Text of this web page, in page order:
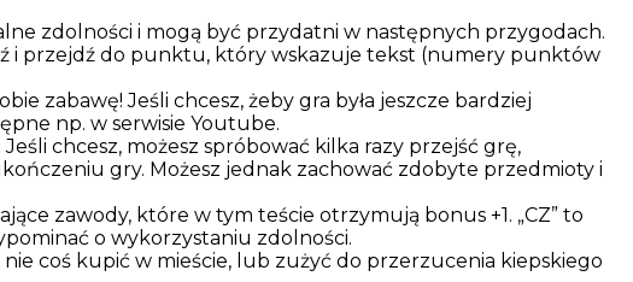
zdolności i mogą być przydatni w następnych przygodach.
i przejdź do punktu, który wskazuje tekst (numery punktów
zabawę! Jeśli chcesz, żeby gra była jeszcze bardziej
np. w serwisie Youtube.
chcesz, możesz spróbować kilka razy przejść grę,
gry. Możesz jednak zachować zdobyte przedmioty i
zawody, które w tym teście otrzymują bonus +1. „CZ” to
o wykorzystaniu zdolności.
coś kupić w mieście, lub zużyć do przerzucenia kiepskiego